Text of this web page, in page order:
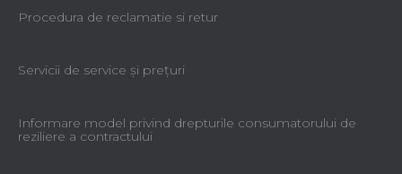
Procedura de reclamatie si retur
Servicii de service şi preţuri
Informare model privind drepturile consumatorului de
reziliere a contractului